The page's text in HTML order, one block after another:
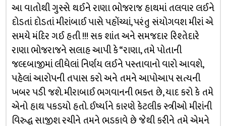
આ વાતોથી ગુસ્સે થઈને રાણા ભોજરાજ હાથમાં તલવાર લઈને
દોડતાં દોડતાં મીરાંબાઈ પાસે પહોંચ્યાં, પરંતુ સંયોગવશ મીરાં એ
સમયે મંદિર ગઈ હતી !!! સક શાંત અને સમજદાર રિશ્તેદારે
રાણા ભોજરાજને સલાહ આપી કે “રાણા, તમે પોતાની
જલ્દબાજીમાં લીધેલાં નિર્ણય લઈને પસ્તાવાનો વારો આવશે,
પહેલાં આરોપની તપાસ કરો અને તમને આપોઆપ સત્યની
ખબર પડી જશે. મીરાબાઈ ભગવાનની ભક્ત છે, યાદ કરો કે તમે
એનો હાથ પકડયો હતો. ઈર્ષ્યાને કારણે કેટલીક સ્ત્રીઓ મીરાંની
વિરુદ્ધ સાજીશ રચીને તમને ભડકાવે છે જેથી કરીને તમે એમને